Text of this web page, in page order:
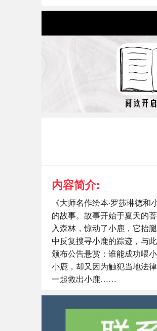
内容简介:
《大师名作绘本·罗莎琳德
的故事。故事开始于夏天的
入森林，惊动了小鹿，它抬
中反复搜寻小鹿的踪迹，与
颁布公告悬赏：谁能成功喂
小鹿，却又因为触犯当地法
一起救出小鹿……